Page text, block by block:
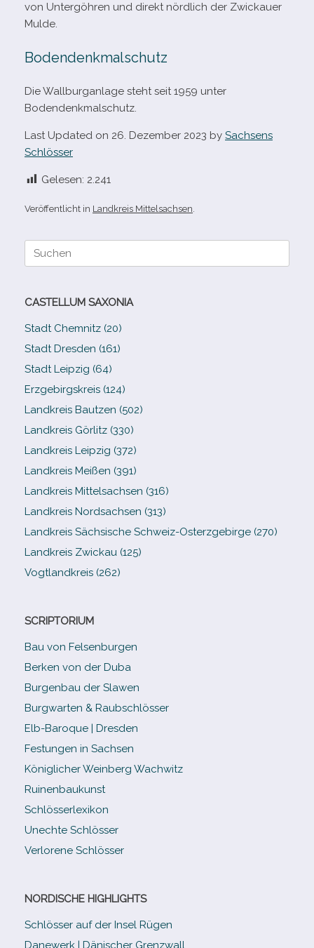
von Untergöhren und direkt nörd­lich der Zwickauer
Mulde.
Bodendenkmalschutz
Die Wallburganlage steht seit 1959 unter
Bodendenkmalschutz.
Last Updated on 26. Dezember 2023 by Sachsens
Schlösser
Gelesen: 2.241
Veröffentlicht in Landkreis Mittelsachsen
Suche
CASTELLUM SAXONIA
Stadt Chemnitz (20)
Stadt Dresden (161)
Stadt Leipzig (64)
Erzgebirgskreis (124)
Landkreis Bautzen (502)
Landkreis Görlitz (330)
Landkreis Leipzig (372)
Landkreis Meißen (391)
Landkreis Mittelsachsen (316)
Landkreis Nordsachsen (313)
Landkreis Sächsische Schweiz-​Osterzgebirge (270)
Landkreis Zwickau (125)
Vogtlandkreis (262)
SCRIPTORIUM
Bau von Felsenburgen
Berken von der Duba
Burgenbau der Slawen
Burgwarten & Raubschlösser
Elb-​Baroque | Dresden
Festungen in Sachsen
Königlicher Weinberg Wachwitz
Ruinenbaukunst
Schlösserlexikon
Unechte Schlösser
Verlorene Schlösser
NORDISCHE HIGHLIGHTS
Schlösser auf der Insel Rügen
Danewerk | Dänischer Grenzwall